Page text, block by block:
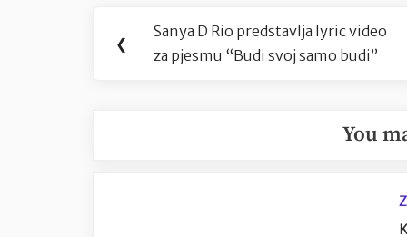
Navigacija
objava
❮
Previous
Post:
Sanya D Rio predstavlja lyric video
za pjesmu “Budi svoj samo budi”
You